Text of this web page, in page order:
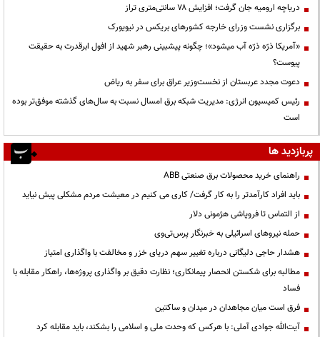
دریاچه ارومیه جان گرفت؛ افزایش ۷۸ سانتی‌متری تراز
برگزاری نشست وزرای خارجه کشورهای بریکس در نیویورک
«آمریکا ذرّه ذرّه آب میشود»؛ چگونه پیشبینی رهبر شهید از افول ابرقدرت به حقیقت
پیوست؟
دعوت مجدد عربستان از نخست‌وزیر عراق برای سفر به ریاض
رئیس کمیسیون انرژی: مدیریت شبکه برق امسال نسبت به سال‌های گذشته موفق‌تر بوده
است
پربازدید ها
راهنمای خرید محصولات برق صنعتی ABB
باید افراد کارآمدتر را به کار گرفت/ کاری می کنیم در معیشت مردم مشکلی پیش نیاید
از التماس تا فروپاشی هژمونی دلار
حمله نیروهای اسرائیلی به خبرنگار پرس‌تی‌وی
هشدار حاجی دلیگانی درباره تغییر سهم دریای خزر و مخالفت با واگذاری امتیاز
مطالبه برای شکستن انحصار پیمانکاری؛ نظارت دقیق بر واگذاری پروژه‌ها، راهکار مقابله با
فساد
فرق است میان مجاهدان در میدان و ساکتین
آیت‌الله جوادی آملی: با هرکس که وحدت ملی و اسلامی را بشکند، باید مقابله کرد